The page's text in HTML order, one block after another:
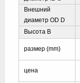
Внешний
диаметр OD D
Высота B
размер (mm)
цена